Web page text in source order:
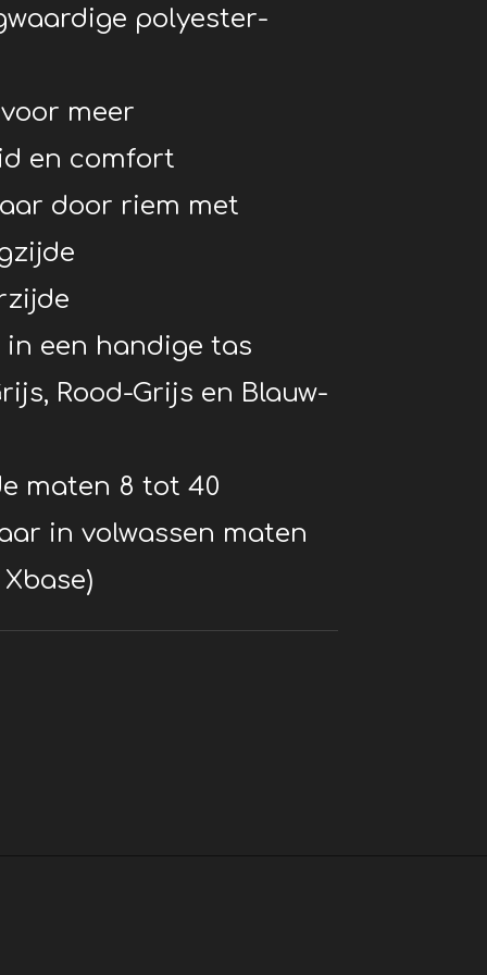
polyester-
meer
en comfort
door riem met
een handige tas
Rood-Grijs en Blauw-
maten 8 tot 40
in volwassen maten